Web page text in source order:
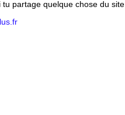
partage quelque chose du site